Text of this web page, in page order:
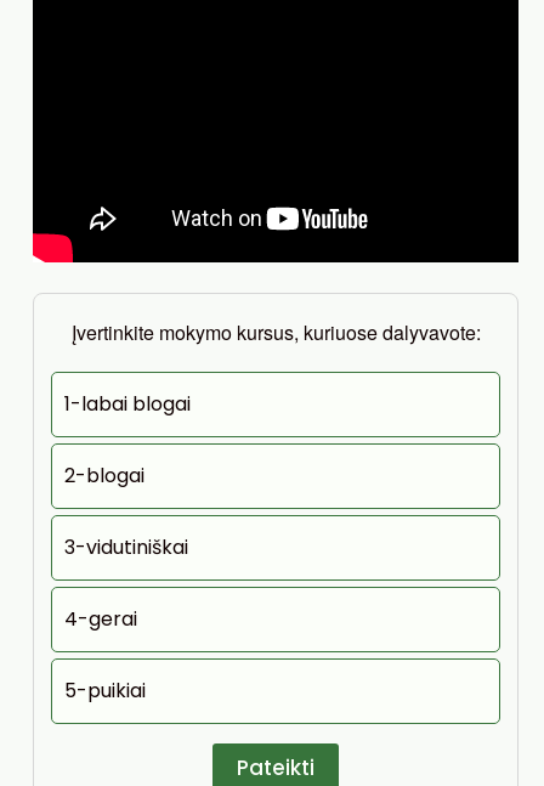
Įvertinkite mokymo kursus, kuriuose dalyvavote:
1-labai blogai
2-blogai
3-vidutiniškai
4-gerai
5-puikiai